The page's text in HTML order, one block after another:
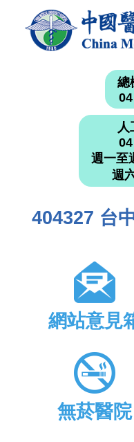
總
人
週一至
週
404327 台
網站意見
無菸醫院